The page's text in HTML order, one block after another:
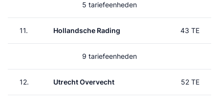
5 tariefeenheden
11. Hollandsche Rading 43 TE
9 tariefeenheden
12. Utrecht Overvecht 52 TE